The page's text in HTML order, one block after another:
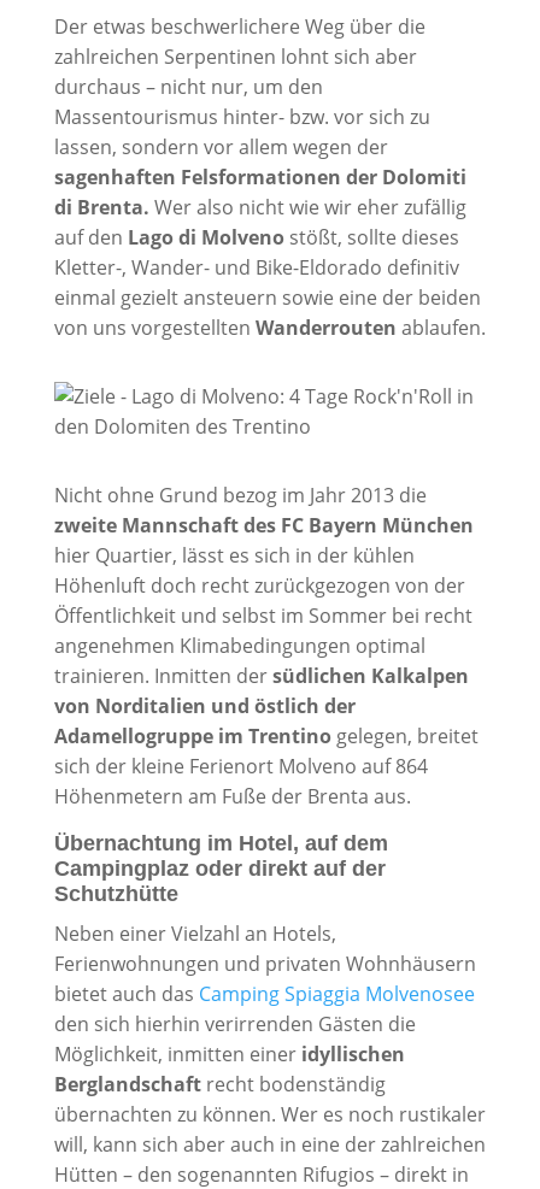
Der etwas beschwerlichere Weg über die
zahlreichen Serpentinen lohnt sich aber
durchaus – nicht nur, um den
Massentourismus hinter- bzw. vor sich zu
lassen, sondern vor allem wegen der
sagenhaften Felsformationen der Dolomiti
di Brenta. Wer also nicht wie wir eher zufällig
auf den Lago di Molvenostößt, sollte dieses
Kletter-, Wander- und Bike-Eldorado definitiv
einmal gezielt ansteuern sowie eine der beiden
von uns vorgestellten Wanderrouten ablaufen.
Nicht ohne Grund bezog im Jahr 2013 die
zweite Mannschaft des FC Bayern München
hier Quartier, lässt es sich in der kühlen
Höhenluft doch recht zurückgezogen von der
Öffentlichkeit und selbst im Sommer bei recht
angenehmen Klimabedingungen optimal
trainieren. Inmitten dersüdlichen Kalkalpen
von Norditalien und östlich der
Adamellogruppe im Trentinogelegen, breitet
sich der kleine Ferienort Molveno auf 864
Höhenmetern am Fuße der Brenta aus.
Übernachtung im Hotel, auf dem
Campingplaz oder direkt auf der
Schutzhütte
Neben einer Vielzahl an Hotels,
Ferienwohnungen und privaten Wohnhäusern
bietet auch das Camping Spiaggia Molvenosee
den sich hierhin verirrenden Gästen die
Möglichkeit, inmitten einer idyllischen
Berglandschaftrecht bodenständig
übernachten zu können. Wer es noch rustikaler
will, kann sich aber auch in eine der zahlreichen
Hütten – den sogenannten Rifugios – direkt in